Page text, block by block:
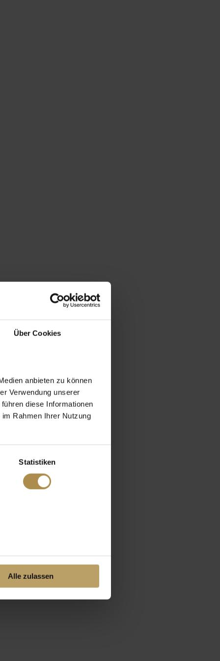
Über Cookies
anbieten zu können
Verwendung unserer
diese Informationen
Rahmen Ihrer Nutzung
Statistiken
Alle zulassen